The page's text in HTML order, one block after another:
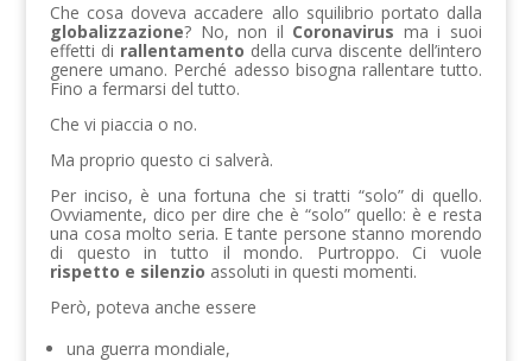
Che cosa doveva accadere allo squilibrio portato dalla
globalizzazione? No, non il Coronavirus ma i suoi
effetti di rallentamento della curva discente dell’intero
genere umano. Perché adesso bisogna rallentare tutto.
Fino a fermarsi del tutto.
Che vi piaccia o no.
Ma proprio questo ci salverà.
Per inciso, è una fortuna che si tratti “solo” di quello.
Ovviamente, dico per dire che è “solo” quello: è e resta
una cosa molto seria. E tante persone stanno morendo
di questo in tutto il mondo. Purtroppo. Ci vuole
rispetto e silenzio assoluti in questi momenti.
Però, poteva anche essere
una guerra mondiale,